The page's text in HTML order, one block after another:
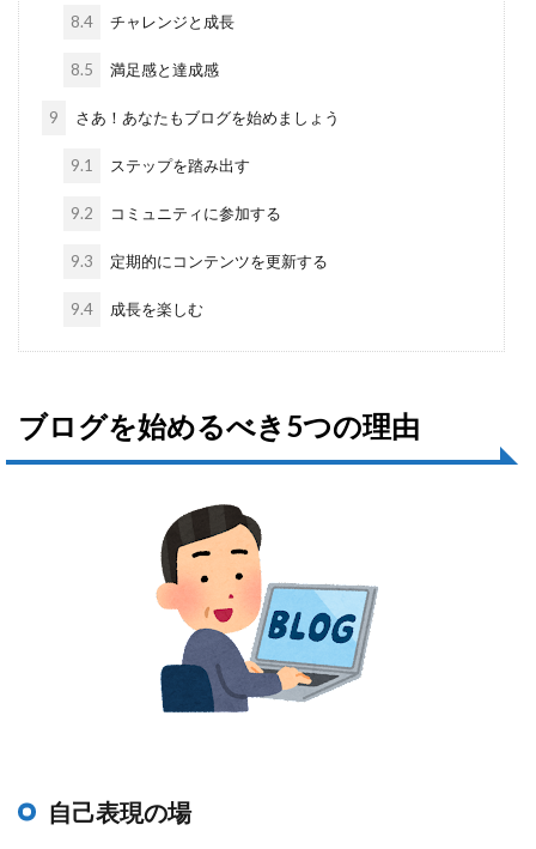
8.4 チャレンジと成長
8.5 満足感と達成感
9 さあ！あなたもブログを始めましょう
9.1 ステップを踏み出す
9.2 コミュニティに参加する
9.3 定期的にコンテンツを更新する
9.4 成長を楽しむ
ブログを始めるべき5つの理由
自己表現の場